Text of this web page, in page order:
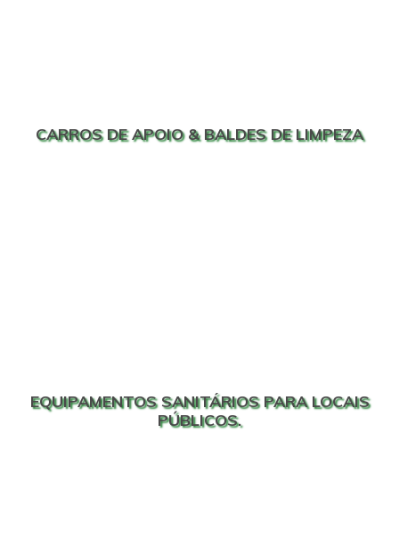
CARROS DE APOIO & BALDES DE LIMPEZA
EQUIPAMENTOS SANITÁRIOS PARA LOCAIS
PÚBLICOS.